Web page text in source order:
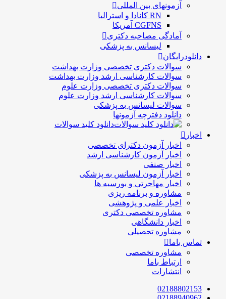
آزمونهای بین المللی
RN کانادا و استرالیا
CGFNS آمریکا
آمادگی مصاحبه دکتری
لیسانس به پزشکی
دانلودرایگان
سوالات دکتری تخصصی وزارت بهداشت
سوالات کارشناسی ارشد وزارت بهداشت
سوالات دکتری تخصصی وزارت علوم
سوالات کارشناسی ارشد وزارت علوم
سوالات لیسانس به پزشکی
دانلود دفترچه آزمونها
دانلود کلید سوالات
اخبار
اخبار آزمون دکترای تخصصی
اخبار آزمون کارشناسی ارشد
اخبار صنفی
اخبار آزمون لیسانس به پزشکی
اخبار مهاجرتی و بورسیه ها
مشاوره و برنامه ریزی
اخبار علمی و پژوهشی
مشاوره تخصصی دکتری
اخبار دانشگاهی
مشاوره تحصیلی
تماس باما
مشاوره تخصصی
ارتباط باما
انتشارات
02188802153